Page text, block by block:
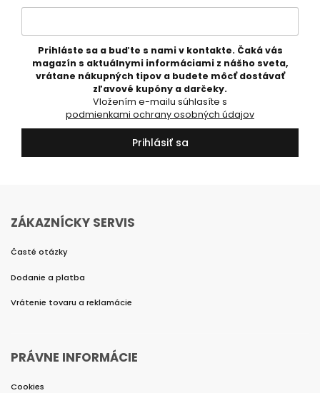
Prihláste sa a buďte s nami v kontakte. Čaká vás
magazín s aktuálnymi informáciami z nášho sveta,
vrátane nákupných tipov a budete môcť dostávať
zľavové kupóny a darčeky.
podmienkami ochrany osobných údajov
Prihlásiť sa
ZÁKAZNÍCKY SERVIS
Časté otázky
Dodanie a platba
Vrátenie tovaru a reklamácie
PRÁVNE INFORMÁCIE
Cookies